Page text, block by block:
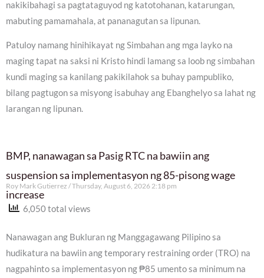
nakikibahagi sa pagtataguyod ng katotohanan, katarungan,
mabuting pamamahala, at pananagutan sa lipunan.
Patuloy namang hinihikayat ng Simbahan ang mga layko na
maging tapat na saksi ni Kristo hindi lamang sa loob ng simbahan
kundi maging sa kanilang pakikilahok sa buhay pampubliko,
bilang pagtugon sa misyong isabuhay ang Ebanghelyo sa lahat ng
larangan ng lipunan.
BMP, nanawagan sa Pasig RTC na bawiin ang
suspension sa implementasyon ng 85-pisong wage
increase
Roy Mark Gutierrez Thursday, August 6, 2026 2:18 pm
6,050 total views
Nanawagan ang Bukluran ng Manggagawang Pilipino sa
hudikatura na bawiin ang temporary restraining order (TRO) na
nagpahinto sa implementasyon ng ₱85 umento sa minimum na